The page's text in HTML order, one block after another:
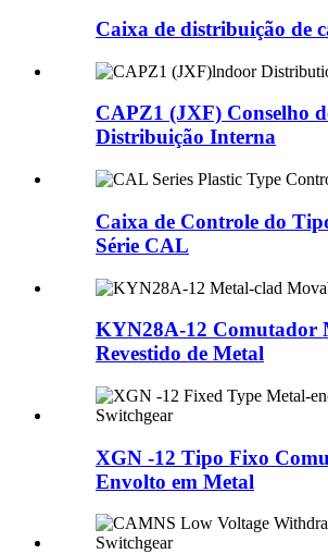
Caixa de distribuição de
CAPZ1 (JXF) Conselho
Distribuição Interna
Caixa de Controle do
Série CAL
KYN28A-12 Comutador
Revestido de Metal
XGN -12 Tipo Fixo
Envolto em Metal